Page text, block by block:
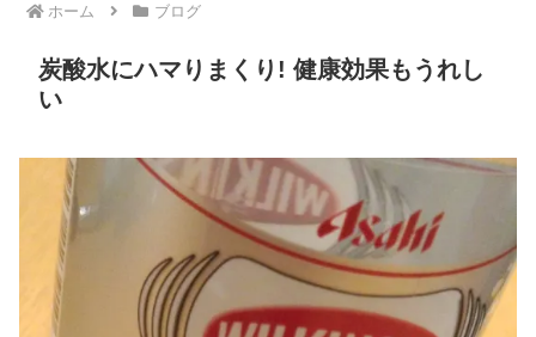
ホーム ブログ
炭酸水にハマりまくり! 健康効果もうれし
い